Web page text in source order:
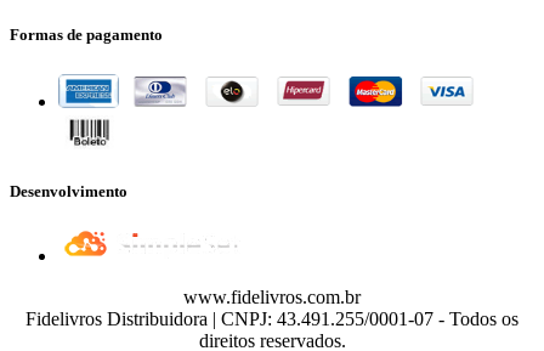
Formas de pagamento
Desenvolvimento
www.fidelivros.com.br
Fidelivros Distribuidora | CNPJ: 43.491.255/0001-07 - Todos os
direitos reservados.